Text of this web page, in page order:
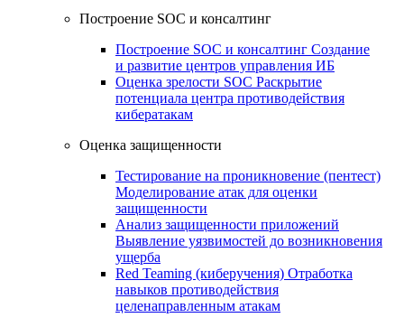
Построение SOC и консалтинг
Построение SOC и консалтинг Создание
и развитие центров управления ИБ
Оценка зрелости SOC Раскрытие
потенциала центра противодействия
кибератакам
Оценка защищенности
Тестирование на проникновение (пентест)
Моделирование атак для оценки
защищенности
Анализ защищенности приложений
Выявление уязвимостей до возникновения
ущерба
Red Teaming (киберучения) Отработка
навыков противодействия
целенаправленным атакам